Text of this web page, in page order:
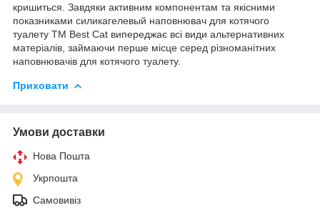
кришиться. Завдяки активним компонентам та якісними
показниками силикагелевый наповнювач для котячого
туалету ТМ Best Cat випереджає всі види альтернативних
матеріалів, займаючи перше місце серед різноманітних
наповнювачів для котячого туалету.
Приховати
Умови доставки
Нова Пошта
Укрпошта
Самовивіз